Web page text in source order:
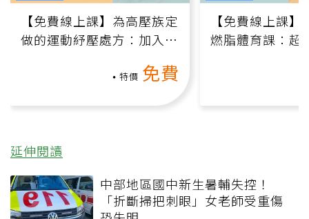
【免費線上課】為高壓族定
做的運動紓壓處方：加入行
特價 免費
【免費線上課
燃脂體育課：超
延伸閱讀
中部地區國中新生暑輔失控！
「折斷掃把刺眼」女老師受重傷